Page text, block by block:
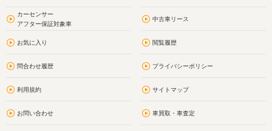
カーセンサー
アフター保証対象車
中古車リース
お気に入り 閲覧履歴
問合わせ履歴 プライバシーポリシー
利用規約 サイトマップ
お問い合わせ 車買取・車査定